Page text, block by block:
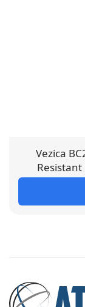
Vezica
Resistant